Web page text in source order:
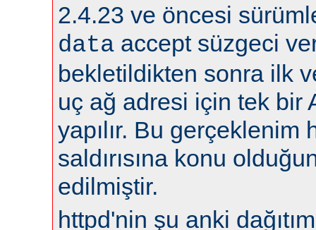
2.4.23 ve öncesi
data accept süzgeci
bekletildikten sonra ilk
uç ağ adresi için tek bir
yapılır. Bu gerçeklenim
saldırısına konu
edilmiştir.
httpd'nin şu anki